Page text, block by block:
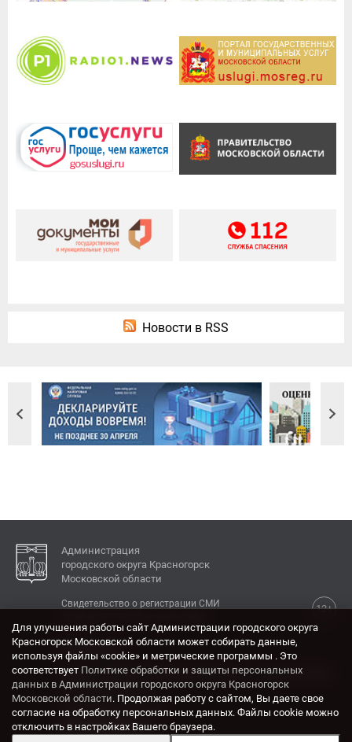
Новости в RSS
Администрация
городского округа Красногорск
Московской области
12+
Свидетельство о регистрации СМИ
КОНТАКТЫ
Адрес: 143404, Московская область, г. Красногорск,
ул. Ленина, дом 4.
Электронная почта:
krasrn@mosreg.ru
Для улучшения работы сайт Администрации городского округа
Красногорск Московской области может собирать данные,
используя файлы «cookie» и метрические программы . Это
соответствует Политике обработки и защиты персональных
данных в Администрации городского округа Красногорск
Московской области. Продолжая работу с сайтом, Вы даете свое
согласие на обработку персональных данных. Файлы cookie можно
отключить в настройках Вашего браузера.